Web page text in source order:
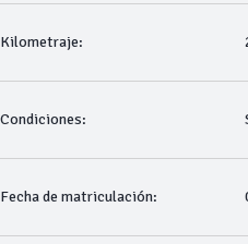
Kilometraje:
Condiciones:
Fecha de matriculación: